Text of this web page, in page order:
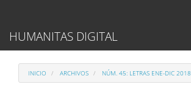
Contenido
principal
lateral
HUMANITAS DIGITAL
INICIO ARCHIVOS NÚM. 45: LETRAS ENE-DIC 2018